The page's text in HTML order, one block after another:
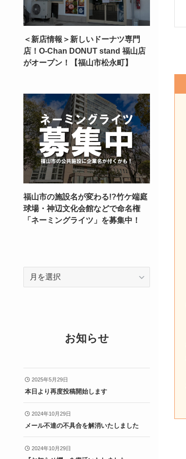
＜新店情報＞新しいドーナツ専門
店！O-Chan DONUT stand 福山店
がオープン！【福山市松永町】
福山市の施設名が変わる!?竹ケ端庭
球場・神辺文化会館などで命名権
「ネーミングライツ」を募集中！
ー
お知らせ
2025年5月29日
本日より再度投稿開始します
2024年10月29日
メール不達の不具合を解消いたしました
2024年10月29日